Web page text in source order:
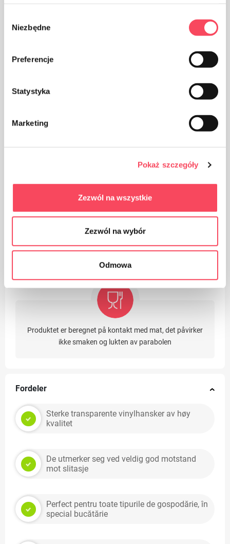
zgody
Niezbędne
Preferencje
Statystyka
Marketing
Pokaż szczegóły
Zezwól na wszystkie
Zezwól na wybór
Odmowa
produktemballasjen i søpla
Produktet skal beskyttes mot sollys
Produktet skal beskyttes mot fuktighet
Produktet er beregnet på kontakt med mat, det påvirker
ikke smaken og lukten av parabolen
Fordeler
Sterke transparente vinylhansker av høy
kvalitet
De utmerker seg ved veldig god motstand
mot slitasje
Perfect pentru toate tipurile de gospodărie, în
special bucătărie